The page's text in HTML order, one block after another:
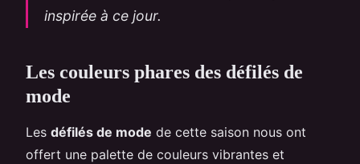
inspirée à ce jour.
Les couleurs phares des défilés de
mode
Les défilés de mode de cette saison nous ont
offert une palette de couleurs vibrantes et